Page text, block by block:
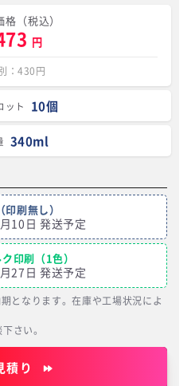
（税込）
円
：430円
ット 10個
340ml
印刷無し）
10日 発送予定
印刷（1色）
27日 発送予定
となります。在庫や工場状況によ
さい。
積り